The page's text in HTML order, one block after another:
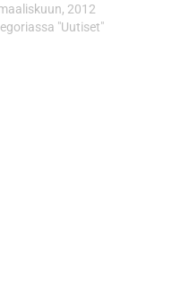
on ollut se,
pyörät ovat lähes
2012
"Uutiset"